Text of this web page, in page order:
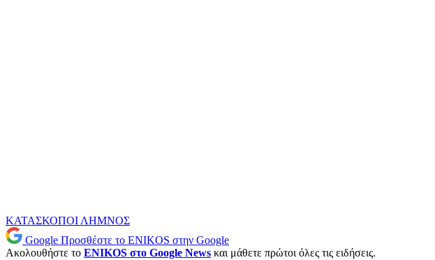
ΚΑΤΑΣΚΟΠΟΙ ΛΗΜΝΟΣ
Google Προσθέστε το ENIKOS στην Google
Ακολουθήστε το ENIKOS στο Google News και μάθετε πρώτοι όλες τις ειδήσεις.